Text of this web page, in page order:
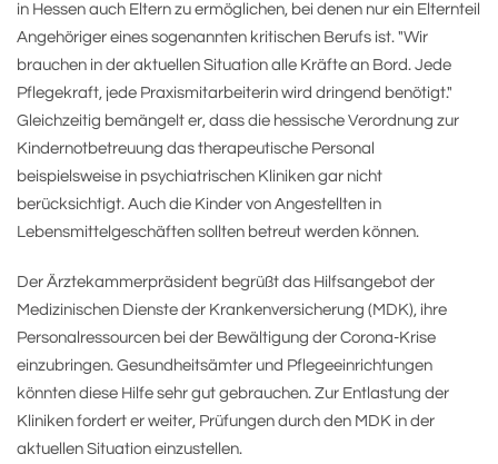
in Hessen auch Eltern zu ermöglichen, bei denen nur ein Elternteil
Angehöriger eines sogenannten kritischen Berufs ist. "Wir
brauchen in der aktuellen Situation alle Kräfte an Bord. Jede
Pflegekraft, jede Praxismitarbeiterin wird dringend benötigt."
Gleichzeitig bemängelt er, dass die hessische Verordnung zur
Kindernotbetreuung das therapeutische Personal
beispielsweise in psychiatrischen Kliniken gar nicht
berücksichtigt. Auch die Kinder von Angestellten in
Lebensmittelgeschäften sollten betreut werden können.
Der Ärztekammerpräsident begrüßt das Hilfsangebot der
Medizinischen Dienste der Krankenversicherung (MDK), ihre
Personalressourcen bei der Bewältigung der Corona-Krise
einzubringen. Gesundheitsämter und Pflegeeinrichtungen
könnten diese Hilfe sehr gut gebrauchen. Zur Entlastung der
Kliniken fordert er weiter, Prüfungen durch den MDK in der
aktuellen Situation einzustellen.